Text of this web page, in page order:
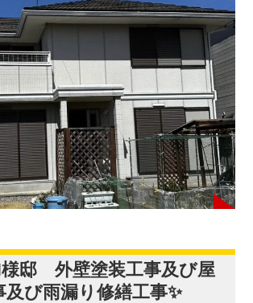
様邸 外壁塗装工事及び屋
及び雨漏り修繕工事✨